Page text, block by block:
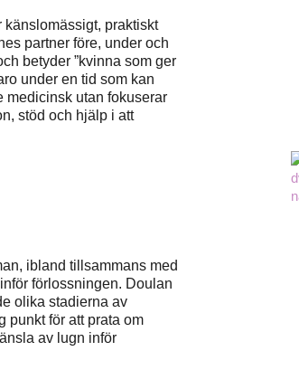
praktiskt
partner före, under och
betyder ”kvinna som ger
under en tid som kan
medicinsk utan fokuserar
stöd och hjälp i att
ibland tillsammans med
förlossningen. Doulan
olika stadierna av
punkt för att prata om
av lugn inför